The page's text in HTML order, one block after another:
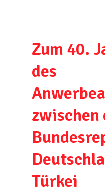
Zum 40.
des
zwischen
Türkei